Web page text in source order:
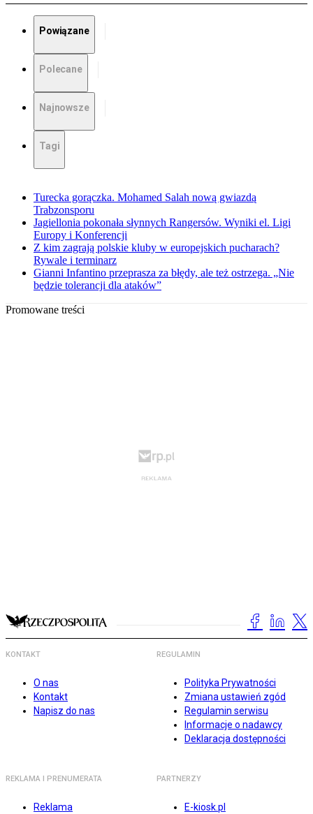
Powiązane
Polecane
Najnowsze
Tagi
Turecka gorączka. Mohamed Salah nową gwiazdą
Trabzonsporu
Jagiellonia pokonała słynnych Rangersów. Wyniki el. Ligi
Europy i Konferencji
Z kim zagrają polskie kluby w europejskich pucharach?
Rywale i terminarz
Gianni Infantino przeprasza za błędy, ale też ostrzega. „Nie
będzie tolerancji dla ataków”
Promowane treści
KONTAKT
O nas
Kontakt
Napisz do nas
REGULAMIN
Polityka Prywatności
Zmiana ustawień zgód
Regulamin serwisu
Informacje o nadawcy
Deklaracja dostępności
REKLAMA I PRENUMERATA
Reklama
PARTNERZY
E-kiosk.pl